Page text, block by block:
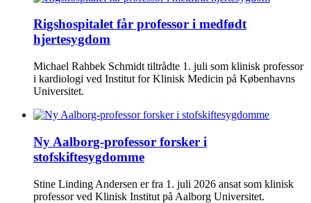
Rigshospitalet får professor i medfødt
hjertesygdom
Michael Rahbek Schmidt tiltrådte 1. juli som klinisk professor
i kardiologi ved Institut for Klinisk Medicin på Københavns
Universitet.
Ny Aalborg-professor forsker i
stofskiftesygdomme
Stine Linding Andersen er fra 1. juli 2026 ansat som klinisk
professor ved Klinisk Institut på Aalborg Universitet.